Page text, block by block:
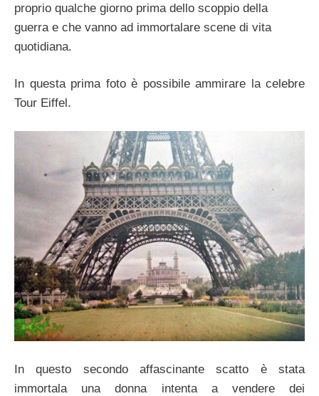
proprio qualche giorno prima dello scoppio della
guerra e che vanno ad immortalare scene di vita
quotidiana.
In questa prima foto è possibile ammirare la celebre
Tour Eiffel.
In questo secondo affascinante scatto è stata
immortala una donna intenta a vendere dei